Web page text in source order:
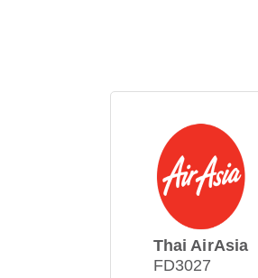
Thai AirAsia
FD3027